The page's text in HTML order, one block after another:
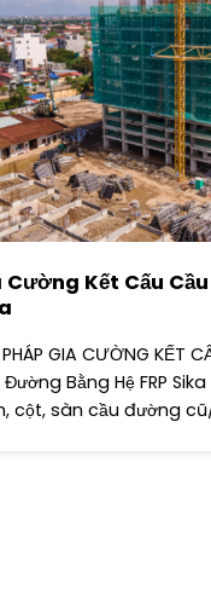
Cường Kết Cấu
PHÁP GIA CƯỜNG KẾT
Đường Bằng Hệ FRP
cột, sàn cầu đường